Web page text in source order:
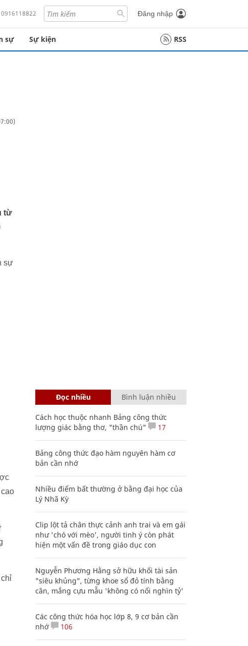
Đăng nhập
sự Sự kiện RSS
từ
sự
Đọc nhiều Bình luận nhiều
Cách học thuộc nhanh Bảng công thức
lượng giác bằng thơ, "thần chú"
17
Bảng công thức đạo hàm nguyên hàm cơ
bản cần nhớ
Nhiều điểm bất thường ở bằng đại học của
Lý Nhã Kỳ
Clip lột tả chân thực cảnh anh trai và em gái
như 'chó với mèo', người tinh ý còn phát
hiện một vấn đề trong giáo dục con
Nguyễn Phương Hằng sở hữu khối tài sản
"siêu khủng", từng khoe sổ đỏ tính bằng
cân, mắng cựu mẫu 'không có nổi nghìn tỷ'
Các công thức hóa học lớp 8, 9 cơ bản cần
nhớ
106